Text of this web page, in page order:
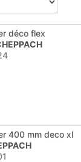
déco flex
400 mm deco xl